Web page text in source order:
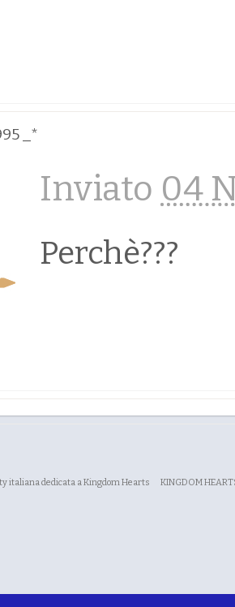
_*
Inviato 04
Perchè???
italiana dedicata a Kingdom Hearts KINGDOM